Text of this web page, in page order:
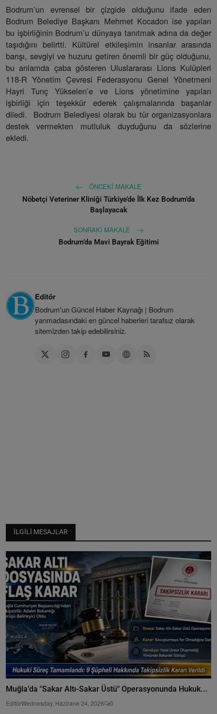
Bodrum’un evrensel bir çizgide olduğunu ifade eden
Bodrum Belediye Başkanı Mehmet Kocadon ise yapılan
bu işbirliğinin Bodrum’u dünyaya tanıtmak adına da değer
taşıdığını belirtti. Kültürel etkileşimin insanlar arasında
barışı, sevgiyi ve huzuru getiren önemli bir güç olduğunu,
bu anlamda çaba gösteren Uluslararası Lions Kulüpleri
118-R Yönetim Çevresi Federasyonu Genel Yönetmeni
Hayri Tunç Yükselen’e ve Lions yönetimine yapılan
işbirliği için teşekkür ederek çalışmalarında başarılar
diledi. Bodrum Belediyesi olarak bu tür organizasyonlara
destek vermekten mutluluk duyduğunu da sözlerine
ekledi.
ÖNCEKI MAKALE
Nöbetçi Veteriner Kliniği Türkiye’de İlk Kez Bodrum’da
Başlayacak
SONRAKI MAKALE
Bodrum’da Mavi Bayrak Eğitimi
Editör
Bodrum'un Güncel Haber Kaynağı | Bodrum
yarımadasındaki en güncel haberleri tarafsız olarak
sitemizden takip edebilirsiniz.
İLGILI MESAJLAR
Muğla’da "Sakar Altı-Sakar Üstü" Operasyonunda Hukuk...
EditörWednesday, Hazirane 24, 2026 0